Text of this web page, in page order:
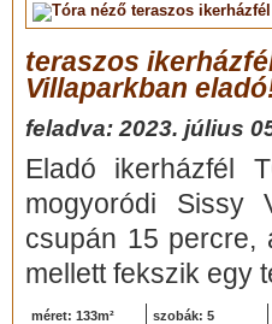
teraszos
Villaparkban
feladva: 2023. július
Eladó ikerházfél
mogyoródi Sissy
csupán 15 percre,
mellett fekszik egy
méret: 133m² szobák: 5